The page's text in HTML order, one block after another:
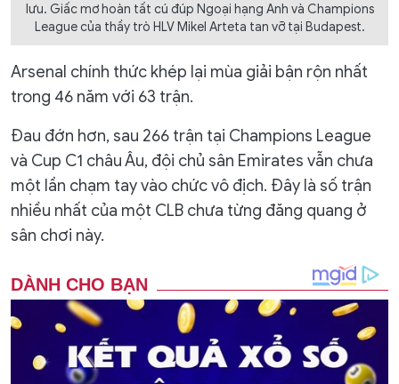
lưu. Giấc mơ hoàn tất cú đúp Ngoại hạng Anh và Champions
League của thầy trò HLV Mikel Arteta tan vỡ tại Budapest.
Arsenal chính thức khép lại mùa giải bận rộn nhất
trong 46 năm với 63 trận.
Đau đớn hơn, sau 266 trận tại Champions League
và Cup C1 châu Âu, đội chủ sân Emirates vẫn chưa
một lần chạm tay vào chức vô địch. Đây là số trận
nhiều nhất của một CLB chưa từng đăng quang ở
sân chơi này.